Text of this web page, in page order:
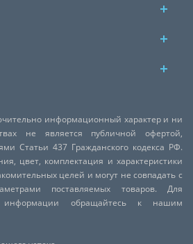
информационный характер и ни
не является публичной офертой,
Статьи 437 Гражданского кодекса РФ.
цвет, комплектация и характеристики
целей и могут не совпадать с
поставляемых товаров. Для
информации обращайтесь к нашим